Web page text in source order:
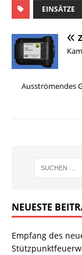
EINSÄTZE
Ausströmendes
NEUESTE
Empfang des